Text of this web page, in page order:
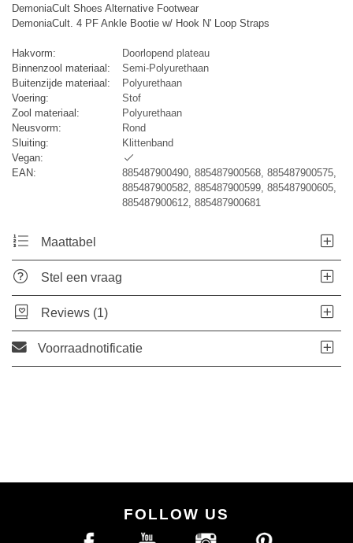
DemoniaCult Shoes Alternative Footwear
DemoniaCult. 4 PF Ankle Bootie w/ Hook N' Loop Straps
Hakvorm:
Doorlopend plateau
Binnenzool materiaal:
Semi-Polyurethaan
Buitenzijde materiaal:
Polyurethaan
Voering:
Stof
Zool materiaal:
Polyurethaan
Neusvorm:
Rond
Sluiting:
Klittenband
Vegan:
EAN:
885487900490, 885487900568, 885487900575,
885487900582, 885487900599, 885487900605,
885487900612, 885487900681
Maattabel
Stel een vraag
Reviews (1)
Voorraadnotificatie
FOLLOW US